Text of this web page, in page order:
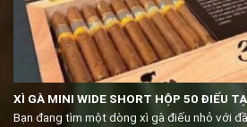
XÌ GÀ MINI WIDE SHORT HỘP 50 ĐIẾU
Bạn đang tìm một dòng xì gà điếu nhỏ với